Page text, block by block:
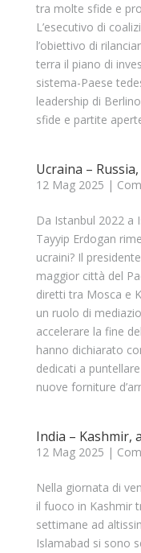
tra molte sfide e
L’esecutivo di
l’obiettivo di
terra il piano di
sistema-Paese
leadership di
sfide e partite
Ucraina –
12 Mag 2025 |
Da Istanbul 2022 a
Tayyip Erdogan
ucraini? Il
maggior città del
diretti tra Mosca e
un ruolo di
accelerare la fine
hanno dichiarato
dedicati a
nuove forniture
India – Kashmir,
12 Mag 2025 |
Nella giornata di
il fuoco in Kashmir
settimane ad
Islamabad si sono